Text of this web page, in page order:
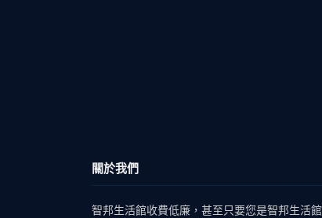
關於我們
智邦生活館收費低廉，甚至只要您是智邦生活